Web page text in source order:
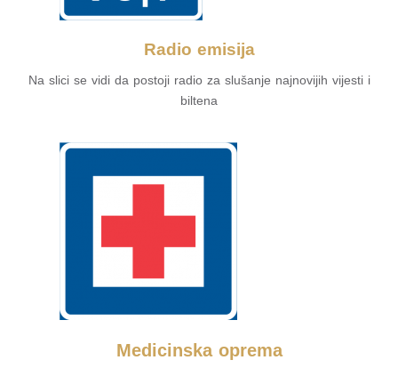
Radio emisija
Na slici se vidi da postoji radio za slušanje najnovijih vijesti i
biltena
Medicinska oprema